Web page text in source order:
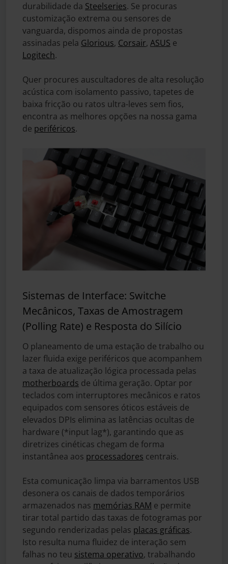
durabilidade da Steelseries. Se procuras
customização extrema ou sensores de
vanguarda, dispomos ainda de propostas
assinadas pela Glorious, Corsair, ASUS e
Logitech.
Quer procures auscultadores de alta resolução
acústica com isolamento passivo, tapetes de
baixa fricção ou ratos ultra-leves sem fios,
encontra as melhores opções na nossa gama
de periféricos.
Sistemas de Interface: Switche
Mecânicos, Taxas de Amostragem
(Polling Rate) e Resposta do Silício
O planeamento de uma estação de trabalho ou
lazer fluida exige periféricos que acompanhem
a taxa de atualização lógica processada pelas
motherboards de última geração. Optar por
teclados com interruptores mecânicos e ratos
equipados com sensores óticos estáveis de
elevados DPIs elimina as latências ocultas de
hardware (*input lag*), garantindo que as
diretrizes cinéticas chegam de forma
instantânea aos processadores centrais.
Esta comunicação limpa via barramentos USB
desonera os canais de dados temporários
armazenados nas memórias RAM e permite
tirar total partido das taxas de fotogramas por
segundo renderizadas pelas placas gráficas.
Isto resulta numa fluidez de interação sem
falhas no teu sistema operativo, trabalhando